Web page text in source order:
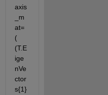
axis
_m
at=
(
(T.E
ige
nVe
ctor
s{1}